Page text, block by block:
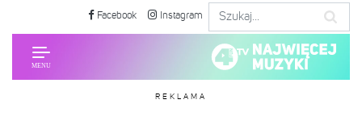
Facebook Instagram
REKLAMA